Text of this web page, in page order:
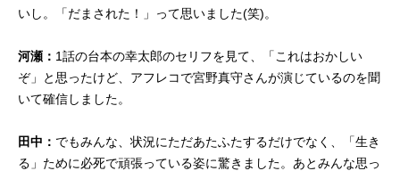
いし。「だまされた！」って思いました(笑)。
河瀬： 1話の台本の幸太郎のセリフを見て、「これはおかしい
ぞ」と思ったけど、アフレコで宮野真守さんが演じているのを聞
いて確信しました。
田中： でもみんな、状況にただあたふたするだけでなく、「生き
る」ために必死で頑張っている姿に驚きました。あとみんな思っ